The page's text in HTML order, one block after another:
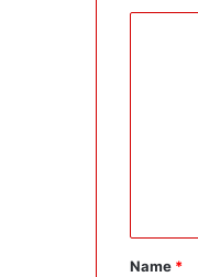
*
Name *